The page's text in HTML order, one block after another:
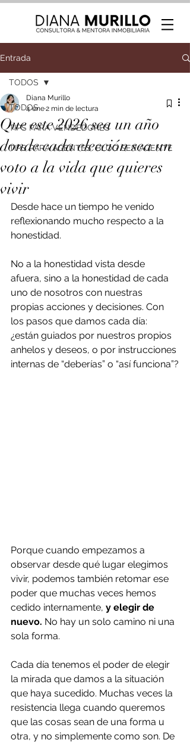
Entrada
TODOS
TIPS PARA VENDEDORES
TIPS PARA AGENTES: BLOG SER AGENTE
TODOS
Que este 2026 sea un año
donde cada elección sea un
voto a la vida que quieres
vivir
Diana Murillo
4 ene2 min de lectura
Desde hace un tiempo he venido
reflexionando mucho respecto a la
honestidad.
No a la honestidad vista desde
afuera, sino a la honestidad de cada
uno de nosotros con nuestras
propias acciones y decisiones. Con
los pasos que damos cada día:
¿están guiados por nuestros propios
anhelos y deseos, o por instrucciones
internas de “deberías” o “así funciona”?
Porque cuando empezamos a
observar desde qué lugar elegimos
vivir, podemos también retomar ese
poder que muchas veces hemos
cedido internamente, y elegir de
nuevo. No hay un solo camino ni una
sola forma.
Cada día tenemos el poder de elegir
la mirada que damos a la situación
que haya sucedido. Muchas veces la
resistencia llega cuando queremos
que las cosas sean de una forma u
otra, y no simplemente como son. De